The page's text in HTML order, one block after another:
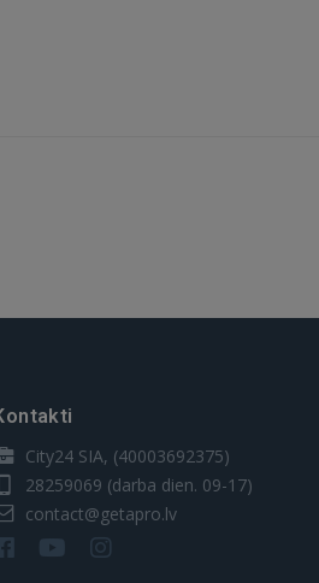
City24 SIA, (40003692375)
28259069 (darba dien. 09-17)
contact@getapro.lv